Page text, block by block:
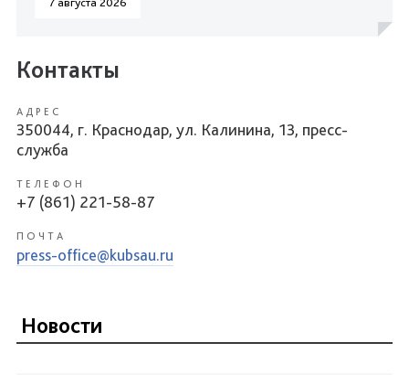
Контакты
АДРЕС
350044, г. Краснодар, ул. Калинина, 13, пресс-
служба
ТЕЛЕФОН
+7 (861) 221-58-87
ПОЧТА
press-office@kubsau.ru
Новости